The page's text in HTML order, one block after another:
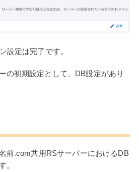
設定は完了です。
の初期設定として、DB設定があり
前.com共用RSサーバーにおけるDB
。